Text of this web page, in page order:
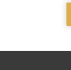
15.10.2024|